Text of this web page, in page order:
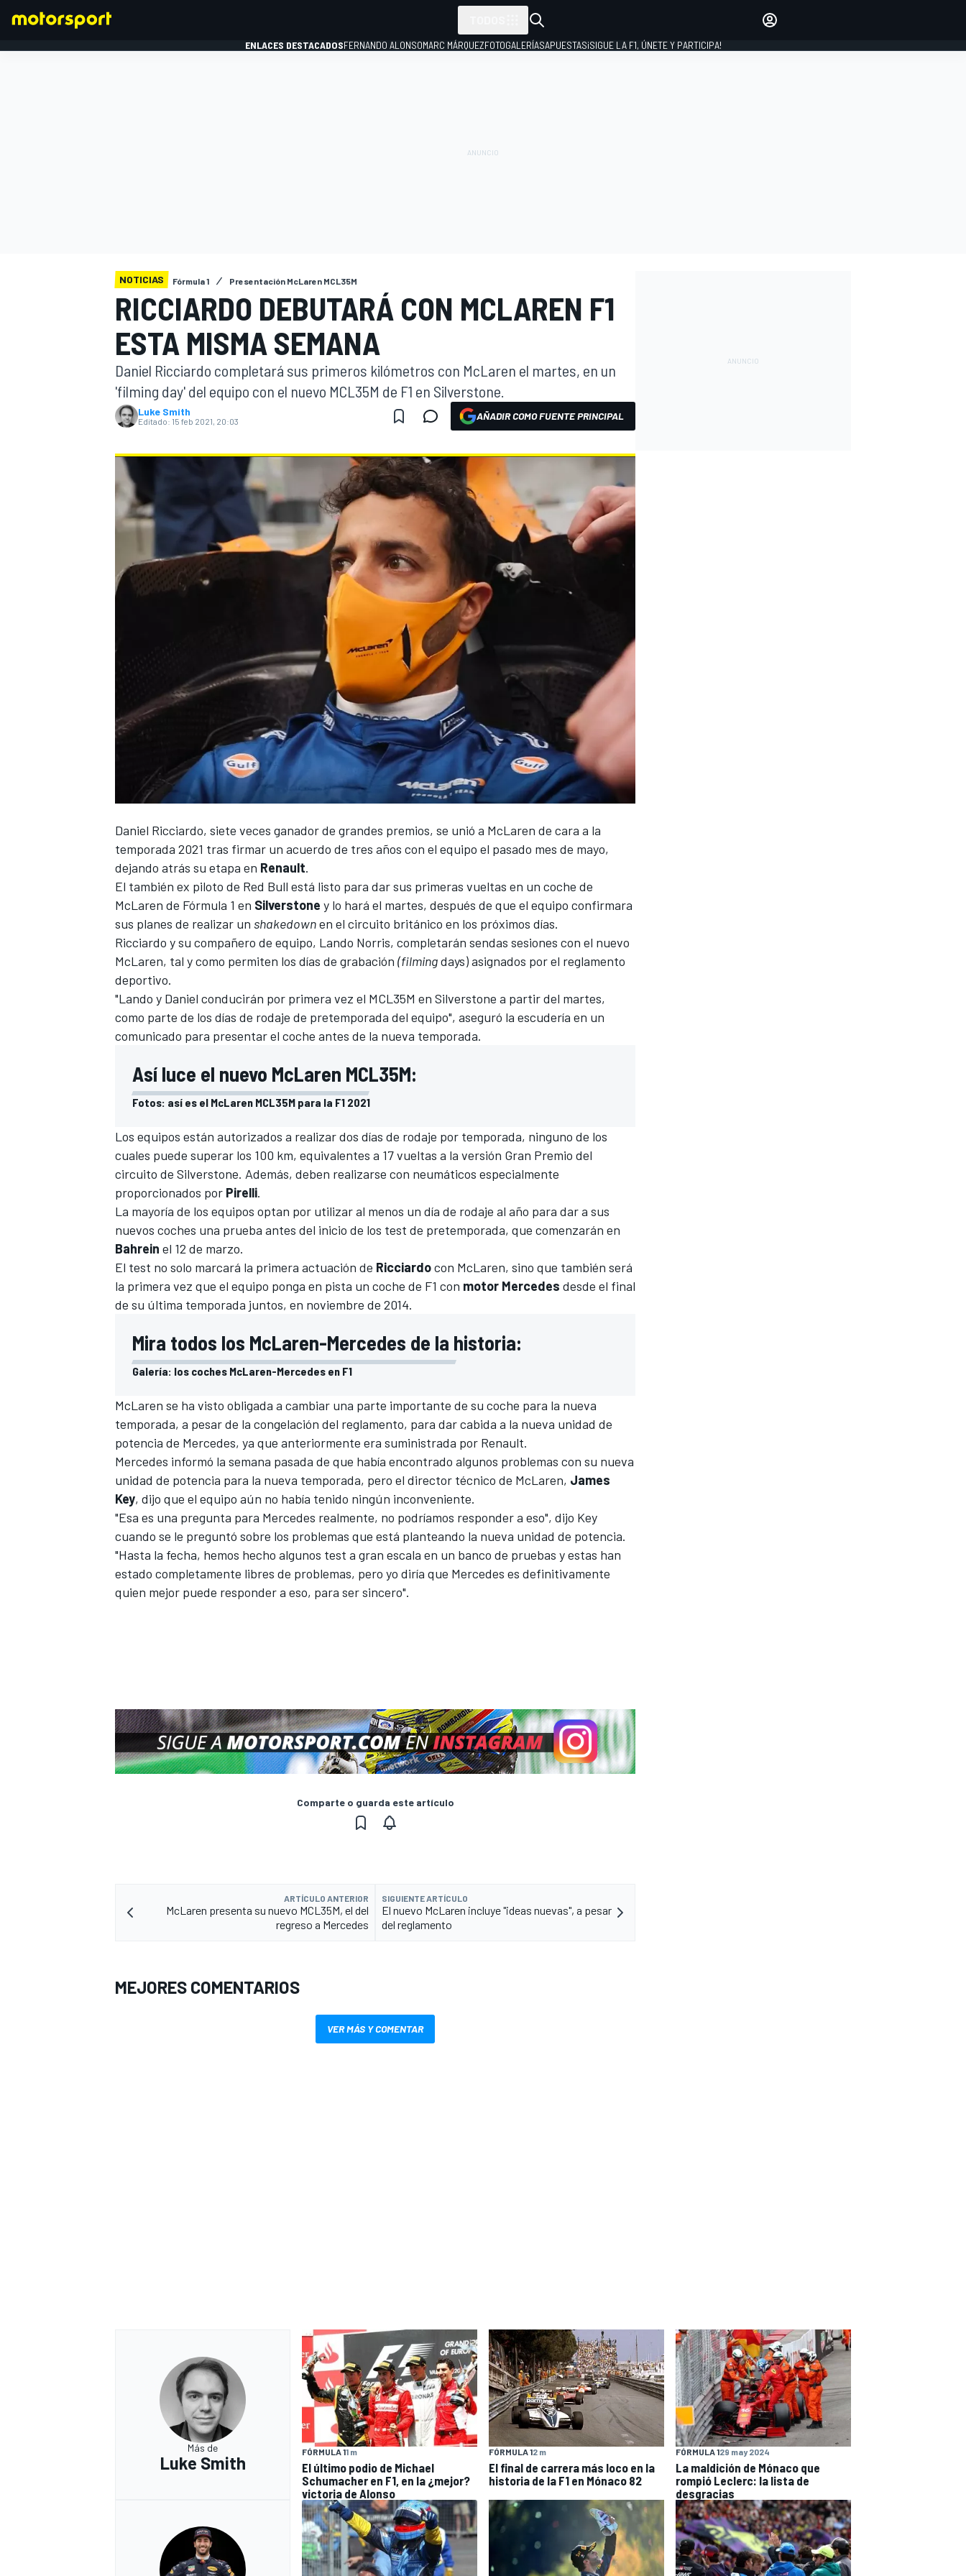
WEC
MÁS CATEGORÍAS
ENLACES DESTACADOSFERNANDO ALONSOMARC MÁRQUEZFOTOGALERÍASAPUESTAS¡SIGUE LA F1, ÚNETE Y PARTICIPA!
NOTICIAS Fórmula 1 Presentación McLaren MCL35M
RICCIARDO DEBUTARÁ CON MCLAREN F1
ESTA MISMA SEMANA
Daniel Ricciardo completará sus primeros kilómetros con McLaren el martes, en un
'filming day' del equipo con el nuevo MCL35M de F1 en Silverstone.
Luke Smith
Editado: 15 feb 2021, 20:03 AÑADIR COMO FUENTE PRINCIPAL
Daniel Ricciardo, siete veces ganador de grandes premios, se unió a McLaren de cara a la
temporada 2021 tras firmar un acuerdo de tres años con el equipo el pasado mes de mayo,
dejando atrás su etapa en Renault.
El también ex piloto de Red Bull está listo para dar sus primeras vueltas en un coche de
McLaren de Fórmula 1 en Silverstone y lo hará el martes, después de que el equipo confirmara
sus planes de realizar un shakedownen el circuito británico en los próximos días.
Ricciardo y su compañero de equipo, Lando Norris, completarán sendas sesiones con el nuevo
McLaren, tal y como permiten los días de grabación (filmingdays) asignados por el reglamento
deportivo.
"Lando y Daniel conducirán por primera vez el MCL35M en Silverstone a partir del martes,
como parte de los días de rodaje de pretemporada del equipo", aseguró la escudería en un
comunicado para presentar el coche antes de la nueva temporada.
Así luce el nuevo McLaren MCL35M:
Fotos: así es el McLaren MCL35M para la F1 2021
Los equipos están autorizados a realizar dos días de rodaje por temporada, ninguno de los
cuales puede superar los 100 km, equivalentes a 17 vueltas a la versión Gran Premio del
circuito de Silverstone. Además, deben realizarse con neumáticos especialmente
proporcionados por Pirelli.
La mayoría de los equipos optan por utilizar al menos un día de rodaje al año para dar a sus
nuevos coches una prueba antes del inicio de los test de pretemporada, que comenzarán en
Bahrein el 12 de marzo.
El test no solo marcará la primera actuación de Ricciardocon McLaren, sino que también será
la primera vez que el equipo ponga en pista un coche de F1 con motor Mercedes desde el final
de su última temporada juntos, en noviembre de 2014.
Mira todos los McLaren-Mercedes de la historia:
Galería: los coches McLaren-Mercedes en F1
McLaren se ha visto obligada a cambiar una parte importante de su coche para la nueva
temporada, a pesar de la congelación del reglamento, para dar cabida a la nueva unidad de
potencia de Mercedes, ya que anteriormente era suministrada por Renault.
Mercedes informó la semana pasada de que había encontrado algunos problemas con su nueva
unidad de potencia para la nueva temporada, pero el director técnico de McLaren, James
Key, dijo que el equipo aún no había tenido ningún inconveniente.
"Esa es una pregunta para Mercedes realmente, no podríamos responder a eso", dijo Key
cuando se le preguntó sobre los problemas que está planteando la nueva unidad de potencia.
"Hasta la fecha, hemos hecho algunos test a gran escala en un banco de pruebas y estas han
estado completamente libres de problemas, pero yo diría que Mercedes es definitivamente
quien mejor puede responder a eso, para ser sincero".
Comparte o guarda este artículo
ARTÍCULO ANTERIOR
McLaren presenta su nuevo MCL35M, el del
regreso a Mercedes
SIGUIENTE ARTÍCULO
El nuevo McLaren incluye "ideas nuevas", a pesar
del reglamento
MEJORES COMENTARIOS
VER MÁS Y COMENTAR
Más de
Luke Smith
FÓRMULA 11 m
El último podio de Michael
Schumacher en F1, en la ¿mejor?
victoria de Alonso
FÓRMULA 12 m
El final de carrera más loco en la
historia de la F1 en Mónaco 82
FÓRMULA 129 may 2024
La maldición de Mónaco que
rompió Leclerc: la lista de
desgracias